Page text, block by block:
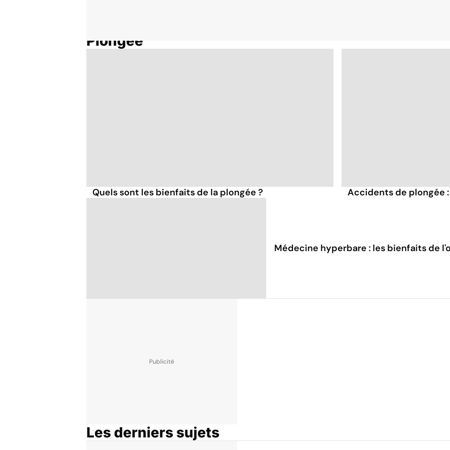
Plongée
Quels sont les bienfaits de la plongée ? Accidents de plongée
Médecine hyperbare : les bienfaits de
Les derniers sujets